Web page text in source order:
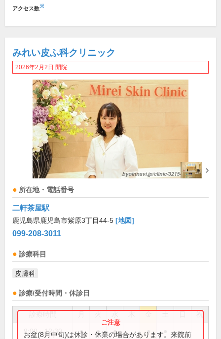
アクセス数※
みれい皮ふ科クリニック
2026年2月2日 開院
所在地・電話番号
二軒茶屋駅
鹿児島県鹿児島市紫原3丁目44-5 [地図]
099-208-3011
診療科目
皮膚科
診療/受付時間・休診日
祝
9:00～12:30 ● ● ● ●
お盆(8月中旬)は休診・休業の場合があります。来院前